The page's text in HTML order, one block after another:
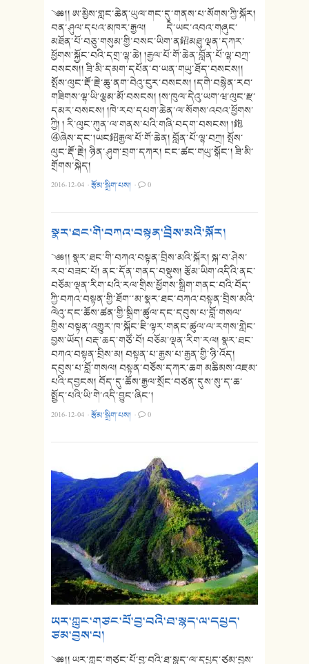
༄༅།། ཨ་མྱེས་གླང་ཆེན་ཡུལ་གང་དུ་གནས་པ་སོགས་ཀྱི་སྐོར།
བན་ཤུལ་དཔའ་མཁར་རྒྱལ། དེ་ཡང་འབའ་གཞུང་
མཐོན་པོ་བཅུ་གསུམ་གྱི་བསང་ཡིག་ན鉊མཐུ་ལྡན་དཀར་
ཕྱོགས་སྐྱོང་བའི་དགྲ་ལྷ་ཆེ། །རྒྱལ་པོ་གོ་ཆེན་བློན་པོ་ལྷ་བཀྲ་
བསངས།། ཟི་མི་དམག་དཔོན་བ་ཡན་གཡུ་ཐོད་བསངས།།
སྤོས་ལུང་རྡོ་རྗེ་ཆུ་ནག་བེའུ་ངུར་བསངས། །དགེ་བསྙེན་རབ་
གཟིགས་ལྷ་ཡི་ལྕམ་མོ་བསངས། །ས་ཁུལ་དེའུ་ཡག་ཝ་ལུང་རྫ་
དམར་བསངས། །ཁེ་རབ་དཔག་ཆེན་ལ་སོགས་འབའ་ཕྱོགས་
ཀྱི། ། རི་ལུང་ཀུན་ལ་གནས་པའི་གཞི་བདག་བསངས། །鉋
④ཞེས་དང༌།ཡང鉊རྒྱལ་པོ་གོ་ཆེན། བློན་པོ་ལྷ་བཀྲ། སྤོས་
ལུང་རྡོ་རྗེ། ཉིན་ཤུག་བྲག་དཀར། ངང་ཚང་གཡུ་སྒོང༌། ཟི་མི་
གྲོགས་སྐེད།
2016-12-04 ·རྩོམ་སྒྲིག་པས། · 0
སྣར་ཐང་གི་བཀའ་བསྟན་བྲིས་མའི་སྐོར།
༄༅།། སྣར་ཐང་གི་བཀའ་བསྟན་བྲིས་མའི་སྐོར། སྐ་བ་ཤེས་
རབ་བཟང་པོ། ནང་དོན་གནད་བསྡུས། རྩོམ་ཡིག་འདིའི་ནང་
བཅོམ་ལྡན་རིག་པའི་རལ་གྲིས་ཕྱོགས་སྒྲིག་གནང་བའི་བོད་
ཀྱི་བཀའ་བསྟན་གྱི་ཐོག་་མ་སྣར་ཐང་བཀའ་བསྟན་བྲིས་མའི་
ལེའུ་དང་ཆོས་ཚན་གྱི་སྒྲིག་ཚུལ་དང་དབུས་པ་བློ་གསལ་
གྱིས་བསྟན་འགྱུར་ཁ་སྐོང་ཇི་ལྟར་གནང་ཚུལ་ལ་རགས་གླེང་
བྱས་ཡོད། བརྡ་ཆད་གཙོ་བོ། བཅོམ་ལྡན་རིག་རལ། སྣར་ཐང་
བཀའ་བསྟན་བྲིས་མ། བསྟན་པ་རྒྱས་པ་རྒྱན་གྱི་ཉི་འོད།
དབུས་པ་བློ་གསལ། བསྟན་བཅོས་དཀར་ཆག མཆིམས་འཇམ་
པའི་དབྱངས། བོད་དུ་ཆོས་རྒྱལ་སྲོང་བཙན་དུས་སུ་ད་ཆ་
སྤྱོད་པའི་ཡི་གེ་འདི་བྱུང་ཞིང༌།
2016-12-04 ·རྩོམ་སྒྲིག་པས། · 0
ཡར་ཀླུང་གཙང་པོ་བྱ་བའི་ཐ་སྙད་ལ་དཔྱད་
ཙམ་བྱས་པ།
༄༅།། ཡར་ཀླུང་གཙང་པོ་བྱ་བའི་ཐ་སྙད་ལ་དཔྱད་ཙམ་བྱས་